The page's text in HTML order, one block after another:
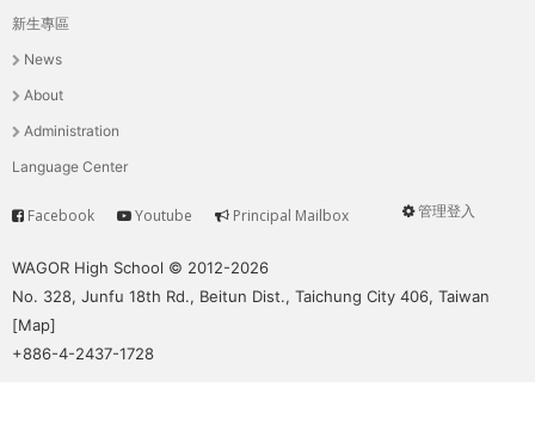
主
選
單
新生專區
News
About
Administration
Language Center
User
管理登入
Service
Facebook Youtube Principal Mailbox
WAGOR High School © 2012-2026
No. 328, Junfu 18th Rd., Beitun Dist., Taichung City 406, Taiwan
[Map]
+886-4-2437-1728